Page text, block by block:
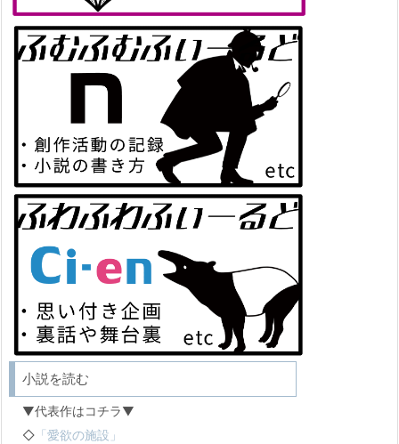
小説を読む
▼代表作はコチラ▼
◇ 「愛欲の施設」